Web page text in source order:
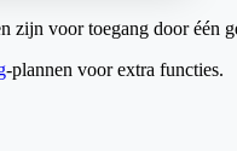
zijn voor toegang door één
-plannen voor extra functies.